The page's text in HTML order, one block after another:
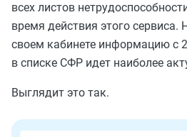
всех листов
время действия этого сервиса.
своем кабинете информацию с
в списке СФР идет наиболее
Выглядит это так.